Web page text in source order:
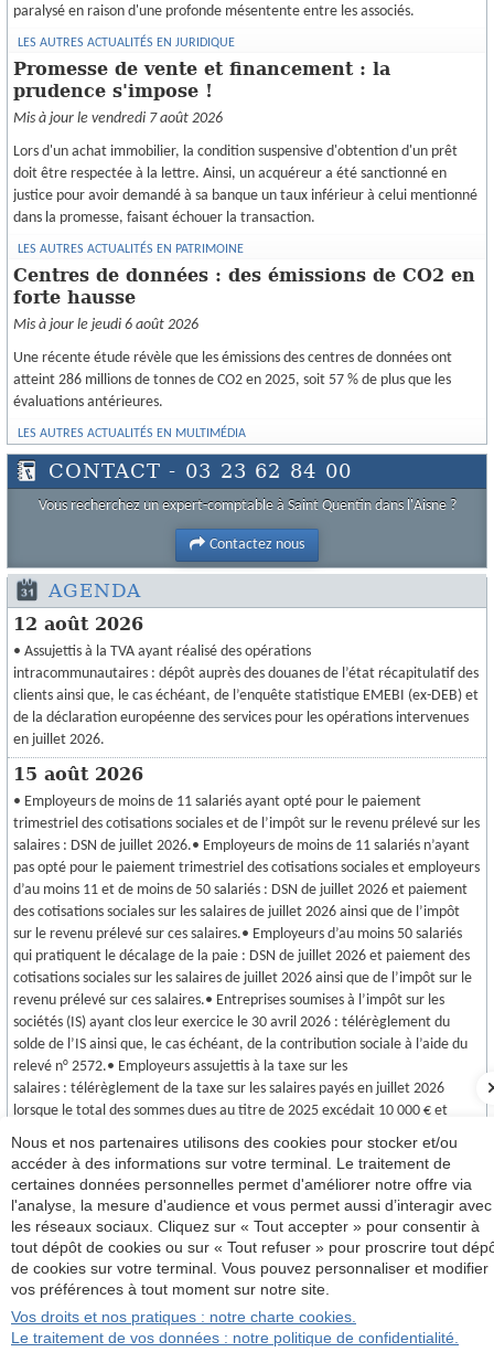
paralysé en raison d'une profonde mésentente entre les associés.
LES AUTRES ACTUALITÉS EN JURIDIQUE
Promesse de vente et financement : la
prudence s'impose !
Mis à jour le vendredi 7 août 2026
Lors d'un achat immobilier, la condition suspensive d'obtention d'un prêt
doit être respectée à la lettre. Ainsi, un acquéreur a été sanctionné en
justice pour avoir demandé à sa banque un taux inférieur à celui mentionné
dans la promesse, faisant échouer la transaction.
LES AUTRES ACTUALITÉS EN PATRIMOINE
Centres de données : des émissions de CO2 en
forte hausse
Mis à jour le jeudi 6 août 2026
Une récente étude révèle que les émissions des centres de données ont
atteint 286 millions de tonnes de CO2 en 2025, soit 57 % de plus que les
évaluations antérieures.
LES AUTRES ACTUALITÉS EN MULTIMÉDIA
CONTACT - 03 23 62 84 00
Vous recherchez un expert-comptable à Saint Quentin dans l'Aisne ?
Contactez nous
AGENDA
12 août 2026
• Assujettis à la TVA ayant réalisé des opérations
intracommunautaires : dépôt auprès des douanes de l’état récapitulatif des
clients ainsi que, le cas échéant, de l’enquête statistique EMEBI (ex-DEB) et
de la déclaration européenne des services pour les opérations intervenues
en juillet 2026.
15 août 2026
• Employeurs de moins de 11 salariés ayant opté pour le paiement
trimestriel des cotisations sociales et de l’impôt sur le revenu prélevé sur les
salaires : DSN de juillet 2026.• Employeurs de moins de 11 salariés n’ayant
pas opté pour le paiement trimestriel des cotisations sociales et employeurs
d’au moins 11 et de moins de 50 salariés : DSN de juillet 2026 et paiement
des cotisations sociales sur les salaires de juillet 2026 ainsi que de l’impôt
sur le revenu prélevé sur ces salaires.• Employeurs d’au moins 50 salariés
qui pratiquent le décalage de la paie : DSN de juillet 2026 et paiement des
cotisations sociales sur les salaires de juillet 2026 ainsi que de l’impôt sur le
revenu prélevé sur ces salaires.• Entreprises soumises à l’impôt sur les
sociétés (IS) ayant clos leur exercice le 30 avril 2026 : télérèglement du
solde de l’IS ainsi que, le cas échéant, de la contribution sociale à l’aide du
relevé n° 2572.• Employeurs assujettis à la taxe sur les
salaires : télérèglement de la taxe sur les salaires payés en juillet 2026
lorsque le total des sommes dues au titre de 2025 excédait 10 000 € et
télétransmission du relevé de versement provisionnel n° 2501.
31 août 2026
• Entreprises soumises à l’impôt sur les sociétés ayant clos leur exercice le
31 mai 2026 : télétransmission de la déclaration annuelle des résultats et
des annexes (tolérance jusqu’au 15 septembre).
ÉCHÉANCES DU MOIS
CALENDRIER DES VACANCES SCOLAIRES
SOGAPEX 23, avenue Faidherbe 02100 Saint-Quentin
Nous et nos partenaires utilisons des cookies pour stocker et/ou
accéder à des informations sur votre terminal. Le traitement de
certaines données personnelles permet d'améliorer notre offre via
l'analyse, la mesure d'audience et vous permet aussi d’interagir avec
les réseaux sociaux. Cliquez sur « Tout accepter » pour consentir à
tout dépôt de cookies ou sur « Tout refuser » pour proscrire tout
de cookies sur votre terminal. Vous pouvez personnaliser et modifier
vos préférences à tout moment sur notre site.
Vos droits et nos pratiques : notre charte cookies.
Le traitement de vos données : notre politique de confidentialité.